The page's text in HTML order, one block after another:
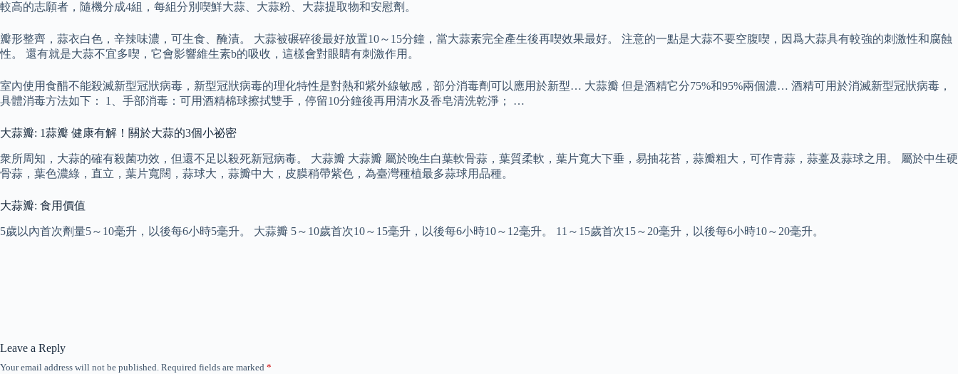
較高的志願者，隨機分成4組，每組分別喫鮮大蒜、大蒜粉、大蒜提取物和安慰劑。
瓣形整齊，蒜衣白色，辛辣味濃，可生食、醃漬。 大蒜被碾碎後最好放置10～15分鐘，當大蒜素完全產生後再喫效果最好。 注意的一點是大蒜不要空腹喫，因爲大蒜具有較強的刺激性和腐蝕
性。 還有就是大蒜不宜多喫，它會影響維生素b的吸收，這樣會對眼睛有刺激作用。
室內使用食醋不能殺滅新型冠狀病毒，新型冠狀病毒的理化特性是對熱和紫外線敏感，部分消毒劑可以應用於新型… 大蒜瓣 但是酒精它分75%和95%兩個濃… 酒精可用於消滅新型冠狀病毒，
具體消毒方法如下： 1、手部消毒：可用酒精棉球擦拭雙手，停留10分鐘後再用清水及香皂清洗乾淨； …
大蒜瓣: 1蒜瓣 健康有解！關於大蒜的3個小祕密
衆所周知，大蒜的確有殺菌功效，但還不足以殺死新冠病毒。 大蒜瓣 大蒜瓣 屬於晚生白葉軟骨蒜，葉質柔軟，葉片寬大下垂，易抽花苔，蒜瓣粗大，可作青蒜，蒜薹及蒜球之用。 屬於中生硬
骨蒜，葉色濃綠，直立，葉片寬闊，蒜球大，蒜瓣中大，皮膜稍帶紫色，為臺灣種植最多蒜球用品種。
大蒜瓣: 食用價值
5歲以內首次劑量5～10毫升，以後每6小時5毫升。 大蒜瓣 5～10歲首次10～15毫升，以後每6小時10～12毫升。 11～15歲首次15～20毫升，以後每6小時10～20毫升。
Leave a Reply
Your email address will not be published. Required fields are marked *